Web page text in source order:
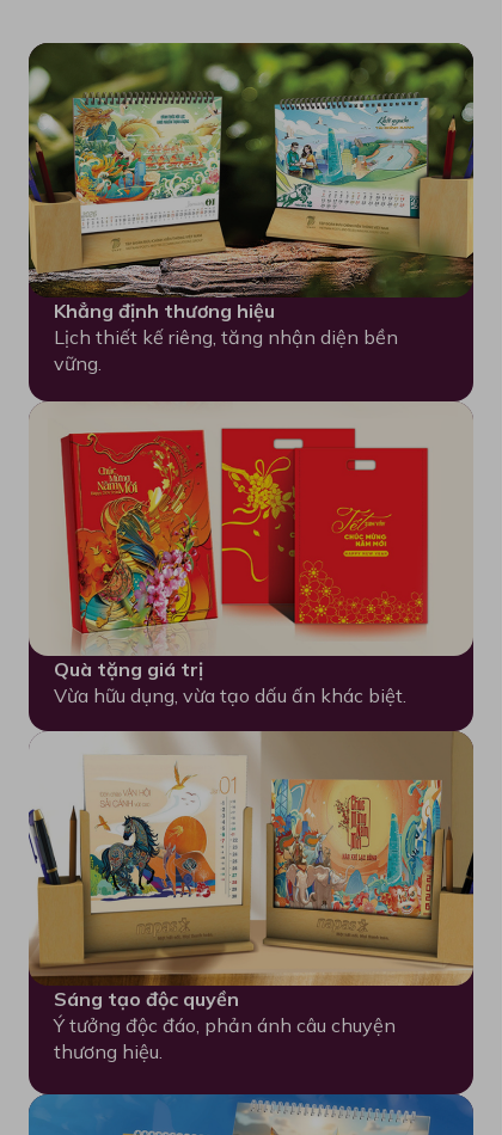
Khẳng định thương hiệu
Lịch thiết kế riêng, tăng nhận diện bền
vững.
Quà tặng giá trị
Vừa hữu dụng, vừa tạo dấu ấn khác biệt.
Sáng tạo độc quyền
Ý tưởng độc đáo, phản ánh câu chuyện
thương hiệu.